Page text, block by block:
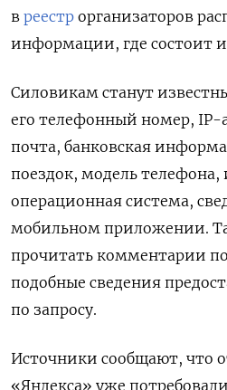
в реестр организаторов
информации, где состоит и
Силовикам станут
его телефонный номер, IP-
почта, банковская
поездок, модель телефона,
операционная система,
мобильном приложении.
прочитать комментарии
подобные сведения
по запросу.
Источники сообщают, что
«Яндекса» уже потребовали